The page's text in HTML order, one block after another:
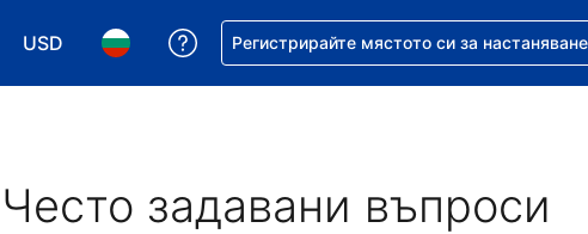
USD
Избор на валута. Избрана валута - Американски долар
Избор на език. Избран език - Български
Помощ с резервацията ви
Регистрирайте мястото си за настаняване
Често задавани въпроси